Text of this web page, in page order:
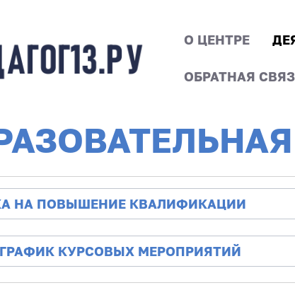
О ЦЕНТРЕ
ОБРАТНАЯ
НА ПОВЫШЕНИЕ КВАЛИФИКАЦИИ
КУРСОВЫХ МЕРОПРИЯТИЙ